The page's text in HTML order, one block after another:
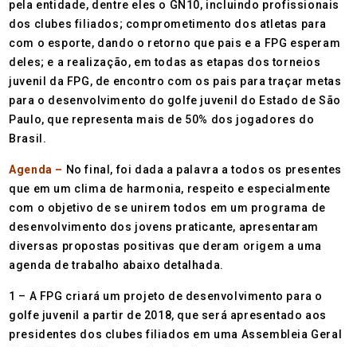
pela entidade, dentre eles o GN10, incluindo profissionais
dos clubes filiados; comprometimento dos atletas para
com o esporte, dando o retorno que pais e a FPG esperam
deles; e a realização, em todas as etapas dos torneios
juvenil da FPG, de encontro com os pais para traçar metas
para o desenvolvimento do golfe juvenil do Estado de São
Paulo, que representa mais de 50% dos jogadores do
Brasil.
Agenda – No final, foi dada a palavra a todos os presentes
que em um clima de harmonia, respeito e especialmente
com o objetivo de se unirem todos em um programa de
desenvolvimento dos jovens praticante, apresentaram
diversas propostas positivas que deram origem a uma
agenda de trabalho abaixo detalhada.
1 – A FPG criará um projeto de desenvolvimento para o
golfe juvenil a partir de 2018, que será apresentado aos
presidentes dos clubes filiados em uma Assembleia Geral